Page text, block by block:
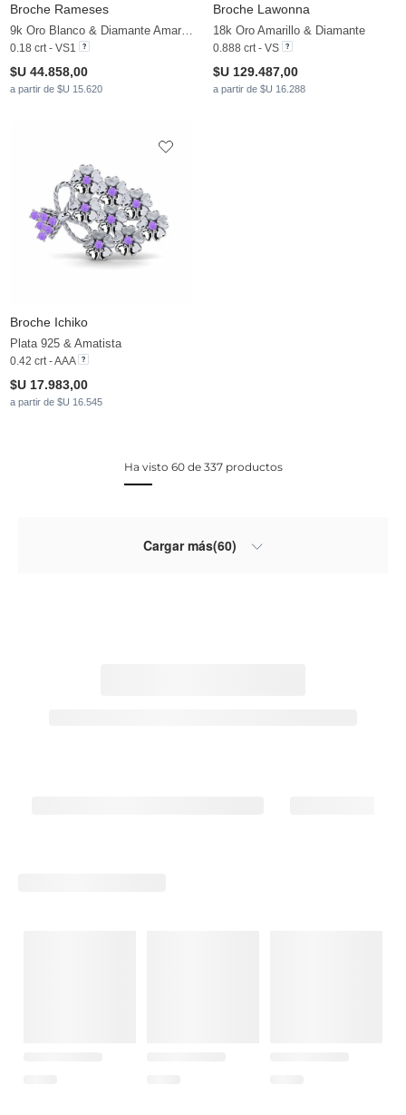
Broche Rameses
0.18 crt - VS1
$U 44.858,00
a partir de $U 15.620
Broche Lawonna
18k Oro Amarillo & Diamante
0.888 crt - VS
$U 129.487,00
a partir de $U 16.288
Broche Ichiko
Plata 925 & Amatista
0.42 crt - AAA
$U 17.983,00
a partir de $U 16.545
Ha visto 60 de 337 productos
Cargar más(60)